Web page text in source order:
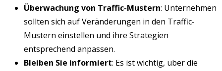
Überwachung von Traffic-Mustern: Unternehmen
sollten sich auf Veränderungen in den Traffic-
Mustern einstellen und ihre Strategien
entsprechend anpassen.
Bleiben Sie informiert: Es ist wichtig, über die